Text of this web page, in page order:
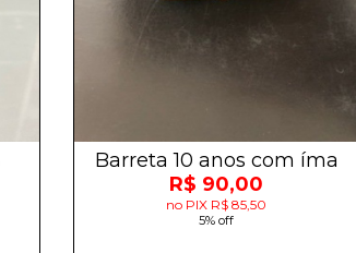
Barreta 10 anos com íma
R$ 90,00
no PIX R$ 85,50
5% off